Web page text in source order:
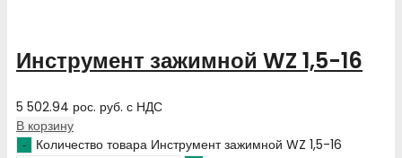
Инструмент зажимной WZ 1,5-16
5 502.94 рос. руб. с НДС
В корзину
Количество товара Инструмент зажимной WZ 1,5-16